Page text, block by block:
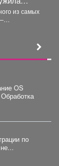
из самых
OS
не...